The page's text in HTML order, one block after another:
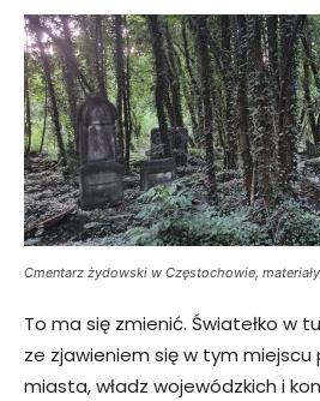
Cmentarz żydowski w Częstochowie, materiały
To ma się zmienić. Światełko w
ze zjawieniem się w tym
miasta, władz wojewódzkich i